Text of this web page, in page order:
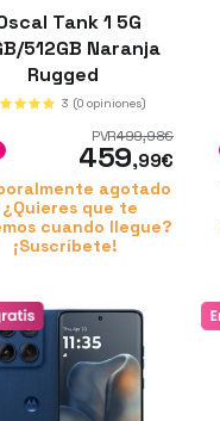
Tank 1 5G
512GB Naranja
Rugged
3 (0 opiniones)
PVR499,98€
459,99€
agotado
¿Quieres que te
cuando llegue?
¡Suscríbete!